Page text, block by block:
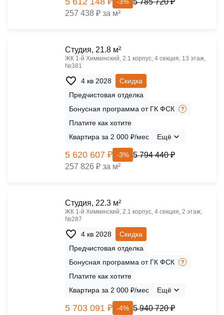
257 438 ₽ за м²
Cтудия, 21.8 м²
ЖК 1‑й Химкинский, 2.1 корпус, 4 секция, 13 этаж,
№381
4 кв 2028
Скидка
Предчистовая отделка
Бонусная программа от ГК ФСК
Платите как хотите
Квартира за 2 000 ₽/мес
Ещё
5 620 607 ₽ -3% 5 794 440 ₽
257 826 ₽ за м²
Cтудия, 22.3 м²
ЖК 1‑й Химкинский, 2.1 корпус, 4 секция, 2 этаж,
№287
4 кв 2028
Скидка
Предчистовая отделка
Бонусная программа от ГК ФСК
Платите как хотите
Квартира за 2 000 ₽/мес
Ещё
5 703 091 ₽ -4% 5 940 720 ₽